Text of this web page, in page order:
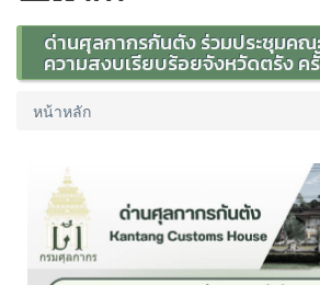
ด่านศุลกากรกันตัง ร่วมประชุมคณ
ความสงบเรียบร้อยจังหวัดตรัง ค
หน้าหลัก